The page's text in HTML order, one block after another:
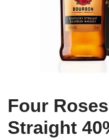
Four
Straight